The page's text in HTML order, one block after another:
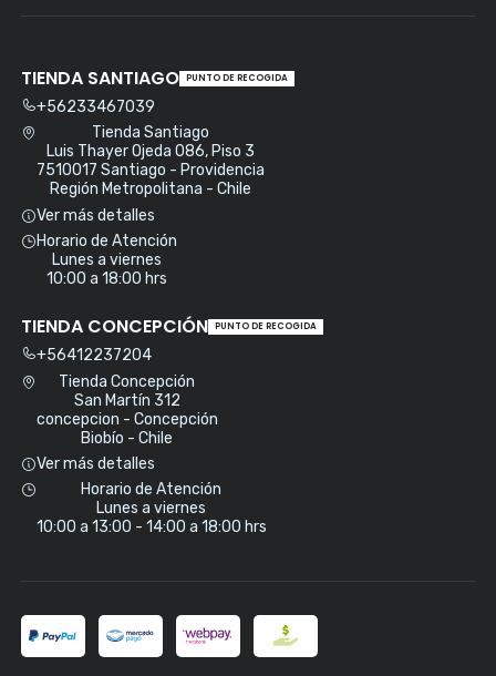
TIENDA SANTIAGO PUNTO DE RECOGIDA
+56233467039
Tienda Santiago
Luis Thayer Ojeda 086, Piso 3
7510017 Santiago - Providencia
Región Metropolitana - Chile
Ver más detalles
Horario de Atención
Lunes a viernes
10:00 a 18:00 hrs
TIENDA CONCEPCIÓN PUNTO DE RECOGIDA
+56412237204
Tienda Concepción
San Martín 312
concepcion - Concepción
Biobío - Chile
Ver más detalles
Horario de Atención
Lunes a viernes
10:00 a 13:00 - 14:00 a 18:00 hrs